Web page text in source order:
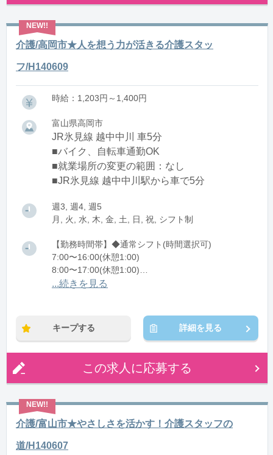
介護/高岡市★人を想う力が活きる介護スタッ
フ/H140609
時給：1,203円～1,400円
富山県高岡市
JR氷見線 越中中川 車5分
■バイク、自転車通勤OK
■就業場所の変更の範囲：なし
■JR氷見線 越中中川駅から車で5分
週3, 週4, 週5
月, 火, 水, 木, 金, 土, 日, 祝, シフト制
【勤務時間帯】◆通常シフト(時間選択可)
7:00〜16:00(休憩1:00)
8:00〜17:00(休憩1:00)
12:00〜21:00(休憩1:00)
...続きを見る
キープする 詳細を見る
この求人に応募する
介護/富山市★やさしさを活かす！介護スタッフの
道/H140607